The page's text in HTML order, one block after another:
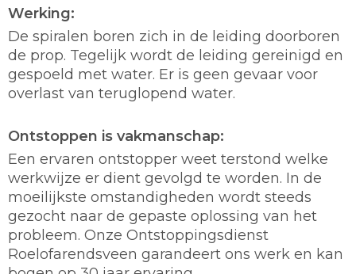
Werking:
De spiralen boren zich in de leiding doorboren
de prop. Tegelijk wordt de leiding gereinigd en
gespoeld met water. Er is geen gevaar voor
overlast van teruglopend water.
Ontstoppen is vakmanschap:
Een ervaren ontstopper weet terstond welke
werkwijze er dient gevolgd te worden. In de
moeilijkste omstandigheden wordt steeds
gezocht naar de gepaste oplossing van het
probleem. Onze Ontstoppingsdienst
Roelofarendsveen garandeert ons werk en kan